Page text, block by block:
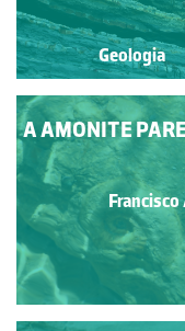
Geologia
Geologia
A AMONITE